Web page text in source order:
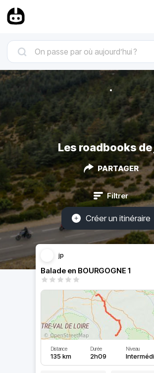
Les roadbooks de
PARTAGER
Filtrer
Créer un itinéraire
jp
Balade en BOURGOGNE 1
Distance
135 km
Durée
2h09
Niveau